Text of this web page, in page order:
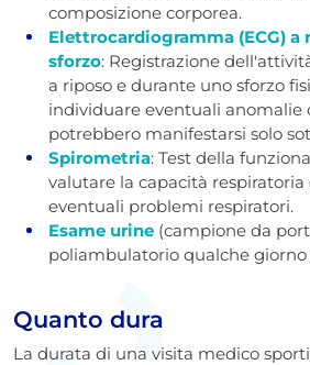
composizione corporea.
Elettrocardiogramma (ECG) a
sforzo: Registrazione
a riposo e durante uno sforzo
individuare eventuali anomalie
potrebbero manifestarsi solo
Spirometria: Test della
valutare la capacità
eventuali problemi respiratori.
Esame urine (campione da
poliambulatorio qualche
Quanto dura
La durata di una visita medico